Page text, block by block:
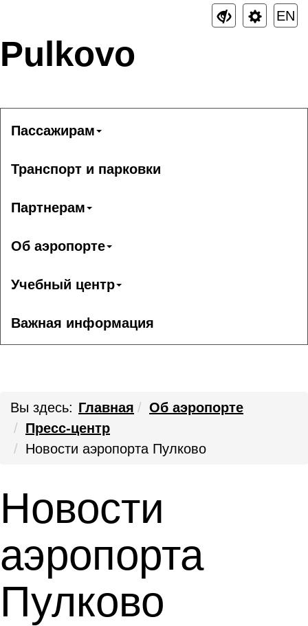
EN
Pulkovo
Пассажирам
Транспорт и парковки
Партнерам
Об аэропорте
Учебный центр
Важная информация
Вы здесь: Главная
Об аэропорте
Пресс-центр
Новости аэропорта Пулково
Новости
аэропорта
Пулково